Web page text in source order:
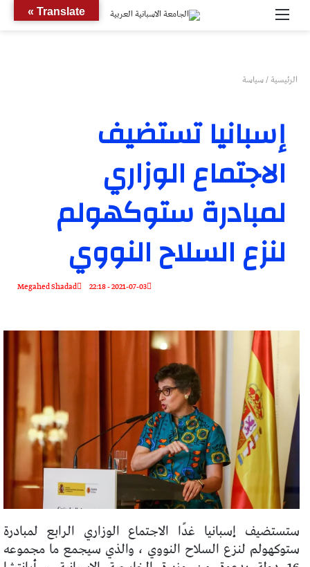
القائمة
الرئيسية/سياسة
إسبانيا تستضيف
الاجتماع الوزاري
لمبادرة ستوكهولم
لنزع السلاح النووي
Megahed Shadad 2021-07-03 - 22:18
ستستضيف إسبانيا غدًا الاجتماع الوزاري الرابع لمبادرة
ستوكهولم لنزع السلاح النووي ، والذي سيجمع ما مجموعه
Translate »